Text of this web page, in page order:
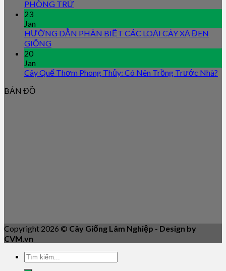
PHÒNG TRỪ
23
Jan
HƯỚNG DẪN PHÂN BIỆT CÁC LOẠI CÂY XẠ ĐEN
GIỐNG
20
Jan
Cây Quế Thơm Phong Thủy: Có Nên Trồng Trước Nhà?
BẢN ĐỒ
Copyright 2026 © Cây Giống Lâm Nghiệp - Design by
CVM.vn